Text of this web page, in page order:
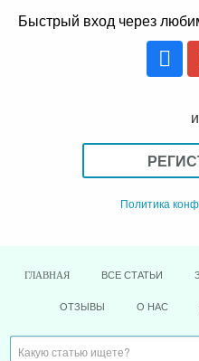
Быстрый вход через
Политика
ГЛАВНАЯ ВСЕ СТАТЬИ
ОТЗЫВЫ О НАС